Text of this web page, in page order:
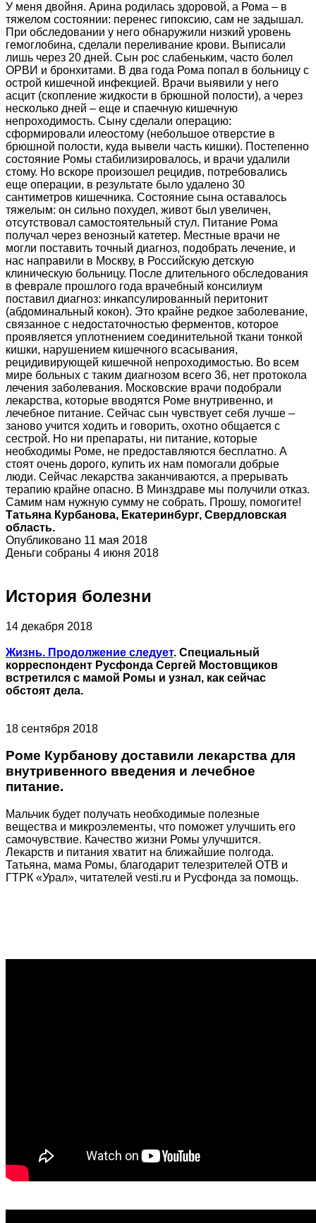
У меня двойня. Арина родилась здоровой, а Рома – в
тяжелом состоянии: перенес гипоксию, сам не задышал.
При обследовании у него обнаружили низкий уровень
гемоглобина, сделали переливание крови. Выписали
лишь через 20 дней. Сын рос слабеньким, часто болел
ОРВИ и бронхитами. В два года Рома попал в больницу с
острой кишечной инфекцией. Врачи выявили у него
асцит (скопление жидкости в брюшной полости), а через
несколько дней – еще и спаечную кишечную
непроходимость. Сыну сделали операцию:
сформировали илеостому (небольшое отверстие в
брюшной полости, куда вывели часть кишки). Постепенно
состояние Ромы стабилизировалось, и врачи удалили
стому. Но вскоре произошел рецидив, потребовались
еще операции, в результате было удалено 30
сантиметров кишечника. Состояние сына оставалось
тяжелым: он сильно похудел, живот был увеличен,
отсутствовал самостоятельный стул. Питание Рома
получал через венозный катетер. Местные врачи не
могли поставить точный диагноз, подобрать лечение, и
нас направили в Москву, в Российскую детскую
клиническую больницу. После длительного обследования
в феврале прошлого года врачебный консилиум
поставил диагноз: инкапсулированный перитонит
(абдоминальный кокон). Это крайне редкое заболевание,
связанное с недостаточностью ферментов, которое
проявляется уплотнением соединительной ткани тонкой
кишки, нарушением кишечного всасывания,
рецидивирующей кишечной непроходимостью. Во всем
мире больных с таким диагнозом всего 36, нет протокола
лечения заболевания. Московские врачи подобрали
лекарства, которые вводятся Роме внутривенно, и
лечебное питание. Сейчас сын чувствует себя лучше –
заново учится ходить и говорить, охотно общается с
сестрой. Но ни препараты, ни питание, которые
необходимы Роме, не предоставляются бесплатно. А
стоят очень дорого, купить их нам помогали добрые
люди. Сейчас лекарства заканчиваются, а прерывать
терапию крайне опасно. В Минздраве мы получили отказ.
Самим нам нужную сумму не собрать. Прошу, помогите!
Татьяна Курбанова, Екатеринбург, Свердловская
область.
Опубликовано 11 мая 2018
Деньги собраны 4 июня 2018
История болезни
14 декабря 2018
Жизнь. Продолжение следует. Специальный
корреспондент Русфонда Сергей Мостовщиков
встретился с мамой Ромы и узнал, как сейчас
обстоят дела.
18 сентября 2018
Роме Курбанову доставили лекарства для
внутривенного введения и лечебное
питание.
Мальчик будет получать необходимые полезные
вещества и микроэлементы, что поможет улучшить его
самочувствие. Качество жизни Ромы улучшится.
Лекарств и питания хватит на ближайшие полгода.
Татьяна, мама Ромы, благодарит телезрителей ОТВ и
ГТРК «Урал», читателей vesti.ru и Русфонда за помощь.